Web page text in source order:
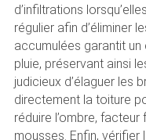
d’infiltrations
régulier afin d’éliminer
accumulées garantit
pluie, préservant ainsi
judicieux d’élaguer les
directement la toiture
réduire l’ombre,
mousses. Enfin,